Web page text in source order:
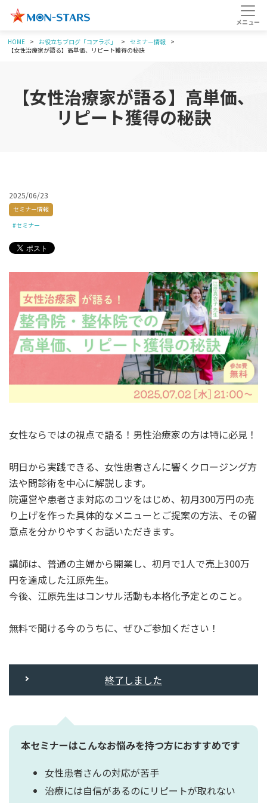
HOME お役立ちブログ「コアラボ」
セミナー情報
【女性治療家が語る】高単価、リピート獲得の秘訣
【女性治療家が語る】高単価、
リピート獲得の秘訣
2025/06/23
セミナー情報
#セミナー
女性ならではの視点で語る！男性治療家の方は特に必見！
明日から実践できる、女性患者さんに響くクロージング方
法や問診術を中心に解説します。
院運営や患者さま対応のコツをはじめ、初月300万円の売
り上げを作った具体的なメニューとご提案の方法、その留
意点を分かりやすくお話いただきます。
講師は、普通の主婦から開業し、初月で1人で売上300万
円を達成した江原先生。
今後、江原先生はコンサル活動も本格化予定とのこと。
無料で聞ける今のうちに、ぜひご参加ください！
終了しました
本セミナーはこんなお悩みを持つ方におすすめです
女性患者さんの対応が苦手
治療には自信があるのにリピートが取れない